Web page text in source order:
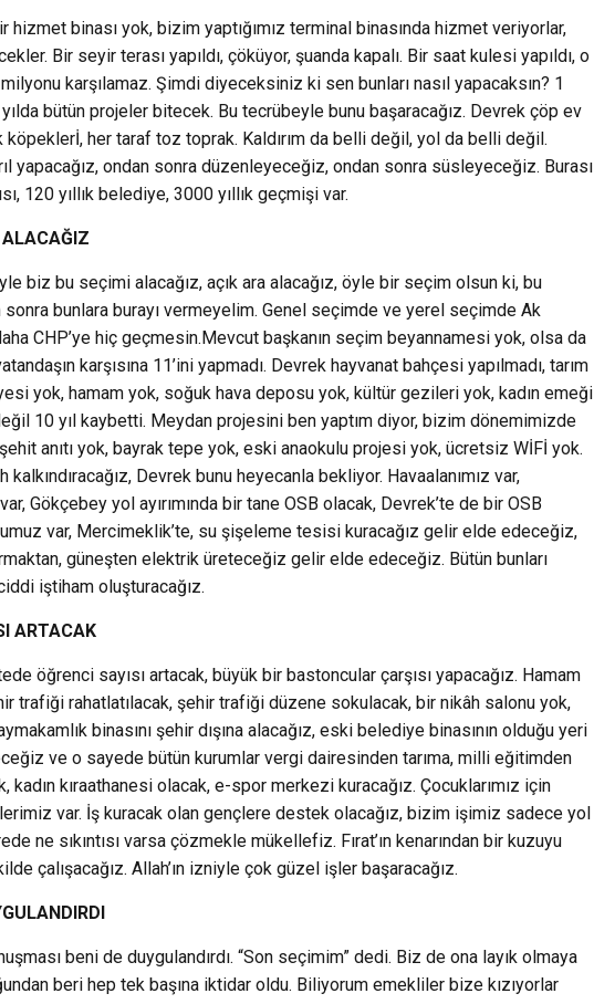
binası yok, bizim yaptığımız terminal binasında hizmet veriyorlar,
Bir seyir terası yapıldı, çöküyor, şuanda kapalı. Bir saat kulesi yapıldı, o
karşılamaz. Şimdi diyeceksiniz ki sen bunları nasıl yapacaksın? 1
bütün projeler bitecek. Bu tecrübeyle bunu başaracağız. Devrek çöp ev
her taraf toz toprak. Kaldırım da belli değil, yol da belli değil.
yapacağız, ondan sonra düzenleyeceğiz, ondan sonra süsleyeceğiz. Burası
120 yıllık belediye, 3000 yıllık geçmişi var.
biz bu seçimi alacağız, açık ara alacağız, öyle bir seçim olsun ki, bu
bunlara burayı vermeyelim. Genel seçimde ve yerel seçimde Ak
CHP’ye hiç geçmesin.Mevcut başkanın seçim beyannamesi yok, olsa da
karşısına 11’ini yapmadı. Devrek hayvanat bahçesi yapılmadı, tarım
yok, hamam yok, soğuk hava deposu yok, kültür gezileri yok, kadın emeği
10 yıl kaybetti. Meydan projesini ben yaptım diyor, bizim dönemimizde
anıtı yok, bayrak tepe yok, eski anaokulu projesi yok, ücretsiz WİFİ yok.
Devrek bunu heyecanla bekliyor. Havaalanımız var,
var, Gökçebey yol ayırımında bir tane OSB olacak, Devrek’te de bir OSB
var, Mercimeklik’te, su şişeleme tesisi kuracağız gelir elde edeceğiz,
güneşten elektrik üreteceğiz gelir elde edeceğiz. Bütün bunları
iştiham oluşturacağız.
ARTACAK
öğrenci sayısı artacak, büyük bir bastoncular çarşısı yapacağız. Hamam
trafiği rahatlatılacak, şehir trafiği düzene sokulacak, bir nikâh salonu yok,
binasını şehir dışına alacağız, eski belediye binasının olduğu yeri
ve o sayede bütün kurumlar vergi dairesinden tarıma, milli eğitimden
kadın kıraathanesi olacak, e-spor merkezi kuracağız. Çocuklarımız için
var. İş kuracak olan gençlere destek olacağız, bizim işimiz sadece yol
ne sıkıntısı varsa çözmekle mükellefiz. Fırat’ın kenarından bir kuzuyu
çalışacağız. Allah’ın izniyle çok güzel işler başaracağız.
beni de duygulandırdı. “Son seçimim” dedi. Biz de ona layık olmaya
beri hep tek başına iktidar oldu. Biliyorum emekliler bize kızıyorlar